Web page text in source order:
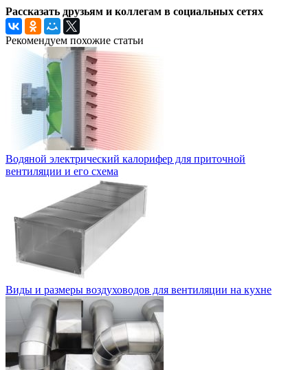
Рассказать друзьям и коллегам в социальных сетях
Рекомендуем похожие статьи
Водяной электрический калорифер для приточной
вентиляции и его схема
Виды и размеры воздуховодов для вентиляции на кухне